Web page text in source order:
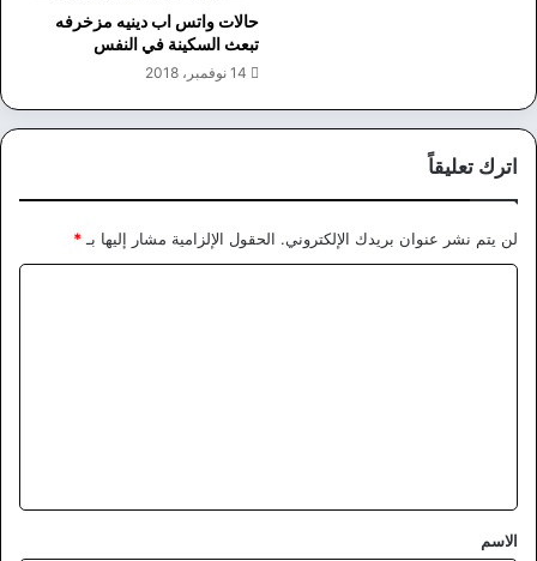
حالات واتس اب دينيه مزخرفه
تبعث السكينة في النفس
14 نوفمبر، 2018
اترك تعليقاً
لن يتم نشر عنوان بريدك الإلكتروني. الحقول الإلزامية مشار إليها بـ *
*
الاسم